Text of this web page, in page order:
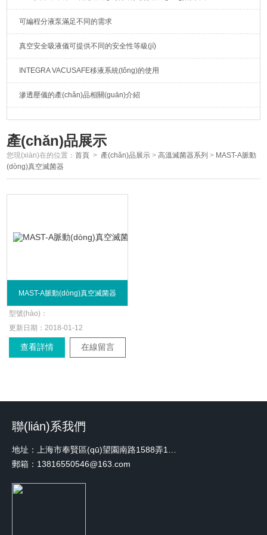
可編程分液泵滿足不同的需求
真空安全吸液儀可提供不同的安全性等級(jí)
INTEGRA VACUSAFE移液系統(tǒng)的使用
滲透壓儀的產(chǎn)品相關(guān)介紹
產(chǎn)品展示
您現(xiàn)在的位置：首頁 > 產(chǎn)品展示 >高溫滅菌器系列 > MAST-A脈動
(dòng)真空滅菌器
MAST-A脈動(dòng)真空滅菌器
型號(hào)：
更新日期：2018-01-12
查看詳情 在線留言
聯(lián)系我們
郵箱：13816550546@163.com